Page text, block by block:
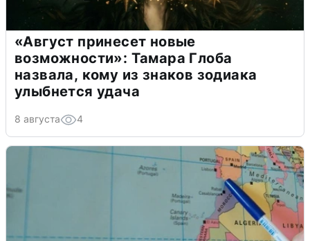
«Август принесет новые
возможности»: Тамара Глоба
назвала, кому из знаков зодиака
улыбнется удача
8 августа 4